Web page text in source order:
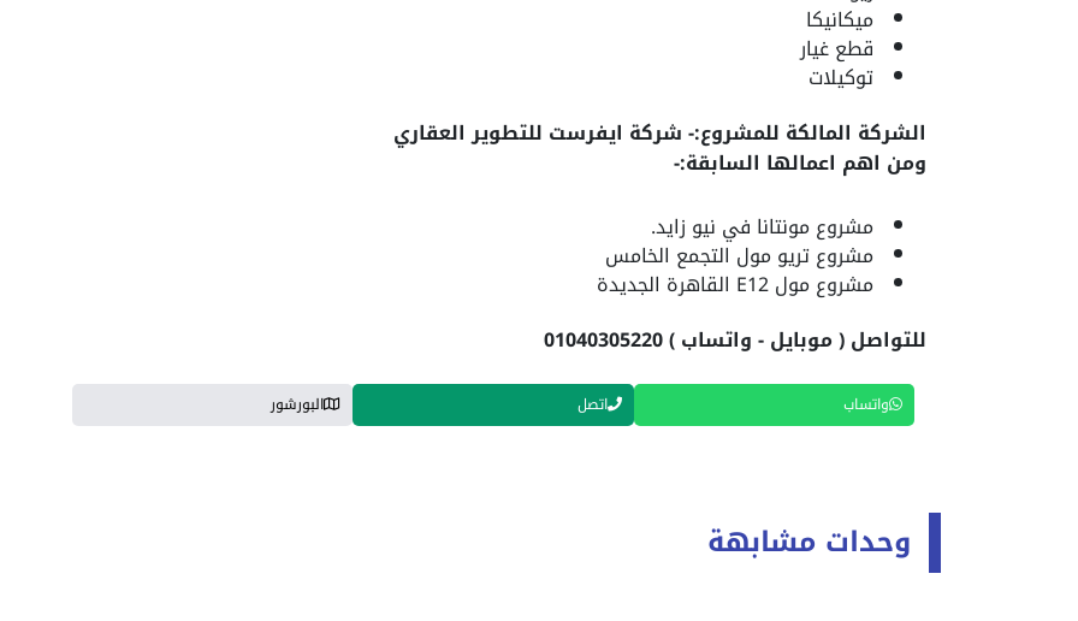
ميكانيكا
قطع غيار
توكيلات
الشركة المالكة للمشروع:- شركة ايفرست للتطوير العقاري
ومن اهم اعمالها السابقة:-
مشروع مونتانا في نيو زايد.
مشروع تريو مول التجمع الخامس
مشروع مول E12 القاهرة الجديدة
للتواصل ( موبايل - واتساب ) 01040305220
واتساب اتصل البورشور
وحدات مشابهة